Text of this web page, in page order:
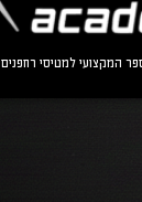
המקצועי למטיסי רחפנים